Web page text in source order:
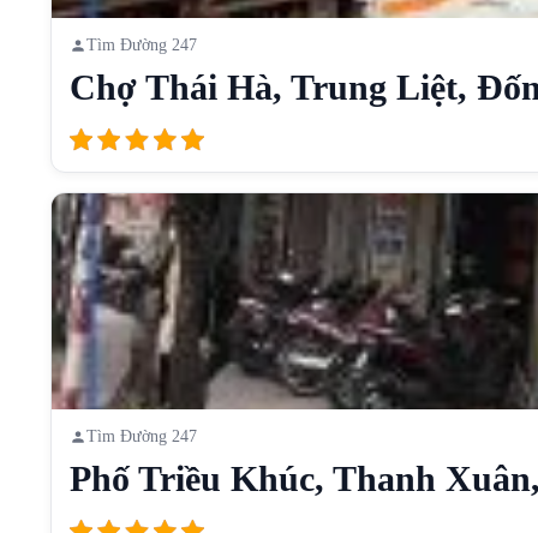
Tìm Đường 247
Chợ Thái Hà, Trung Liệt,
Tìm Đường 247
Phố Triều Khúc, Thanh